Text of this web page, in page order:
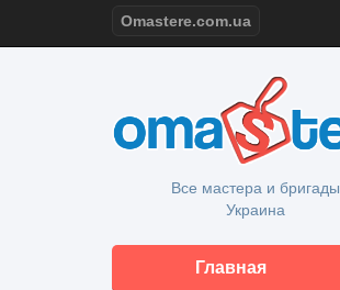
Omastere.com.ua
Все мастера и бригады
Украина
Главная